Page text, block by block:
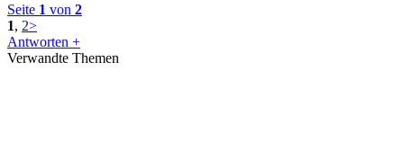
Seite 1 von 2
1, 2>
Antworten +
Verwandte Themen